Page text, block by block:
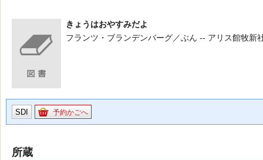
きょうはおやすみだよ
フランツ・ブランデンバーグ／ぶん -- アリス館牧新
SDI 予約かごへ
所蔵